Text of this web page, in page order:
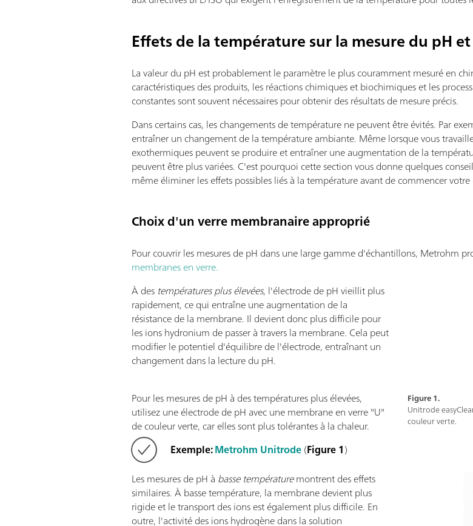
Effets de la température sur la mesure du pH
La valeur du pH est probablement le paramètre le plus couramment mesuré en
caractéristiques des produits, les réactions chimiques et biochimiques et les
constantes sont souvent nécessaires pour obtenir des résultats de mesure précis.
Dans certains cas, les changements de température ne peuvent être évités. Par
entraîner un changement de la température ambiante. Même lorsque vous
exothermiques peuvent se produire et entraîner une augmentation de la
peuvent être plus variées. C'est pourquoi cette section vous donne quelques
même éliminer les effets possibles liés à la température avant de commencer
Choix d'un verre membranaire approprié
Pour couvrir les mesures de pH dans une large gamme d'échantillons, Metrohm
membranes en verre.
Figure 1.
Unitrode
couleur verte.
À des températures plus élevées, l'électrode de pH vieillit plus
rapidement, ce qui entraîne une augmentation de la
résistance de la membrane. Il devient donc plus difficile pour
les ions hydronium de passer à travers la membrane. Cela peut
modifier le potentiel d'équilibre de l'électrode, entraînant un
changement dans la lecture du pH.
Pour les mesures de pH à des températures plus élevées,
utilisez une électrode de pH avec une membrane en verre "U"
de couleur verte, car elles sont plus tolérantes à la chaleur.
Exemple:Metrohm Unitrode(Figure 1)
Les mesures de pH à basse températuremontrent des effets
similaires. À basse température, la membrane devient plus
rigide et le transport des ions est également plus difficile. En
outre, l'activité des ions hydrogène dans la solution